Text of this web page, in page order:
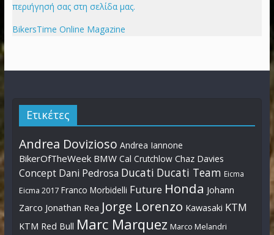
περιήγησή σας στη σελίδα μας.
BikersTime Online Magazine
Ετικέτες
Andrea Dovizioso Andrea Iannone
BikerOfTheWeek BMW Cal Crutchlow Chaz Davies
Concept Dani Pedrosa Ducati Ducati Team Eicma
Eicma 2017 Franco Morbidelli Future Honda Johann
Zarco Jonathan Rea Jorge Lorenzo Kawasaki KTM
KTM Red Bull Marc Marquez Marco Melandri